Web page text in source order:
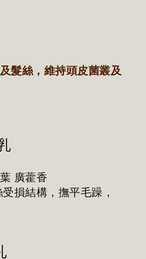
髮絲，維持頭皮菌叢及
廣藿香
損結構，撫平毛躁，